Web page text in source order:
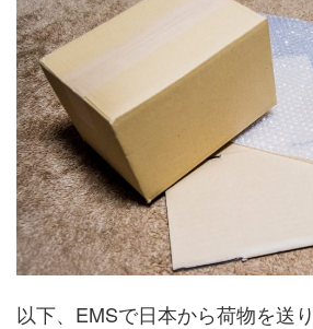
以下、EMSで日本から荷物を送